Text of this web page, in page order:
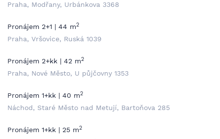
Praha, Modřany, Urbánkova 3368
Pronájem 2+1 | 44 m2
Praha, Vršovice, Ruská 1039
Pronájem 2+kk | 42 m2
Praha, Nové Město, U půjčovny 1353
Pronájem 1+kk | 40 m2
Náchod, Staré Město nad Metují, Bartoňova 285
Pronájem 1+kk | 25 m2